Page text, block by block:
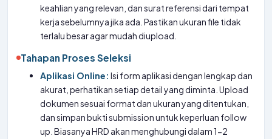
keahlian yang relevan, dan surat referensi dari tempat
kerja sebelumnya jika ada. Pastikan ukuran file tidak
terlalu besar agar mudah diupload.
Tahapan Proses Seleksi
Aplikasi Online: Isi form aplikasi dengan lengkap dan
akurat, perhatikan setiap detail yang diminta. Upload
dokumen sesuai format dan ukuran yang ditentukan,
dan simpan bukti submission untuk keperluan follow
up. Biasanya HRD akan menghubungi dalam 1-2